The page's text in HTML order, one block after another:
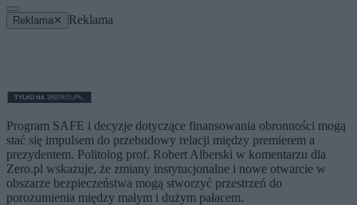
Reklama ✕ Reklama
Program SAFE i decyzje dotyczące finansowania obronności mogą
stać się impulsem do przebudowy relacji między premierem a
prezydentem. Politolog prof. Robert Alberski w komentarzu dla
Zero.pl wskazuje, że zmiany instytucjonalne i nowe otwarcie w
obszarze bezpieczeństwa mogą stworzyć przestrzeń do
porozumienia między małym i dużym pałacem.